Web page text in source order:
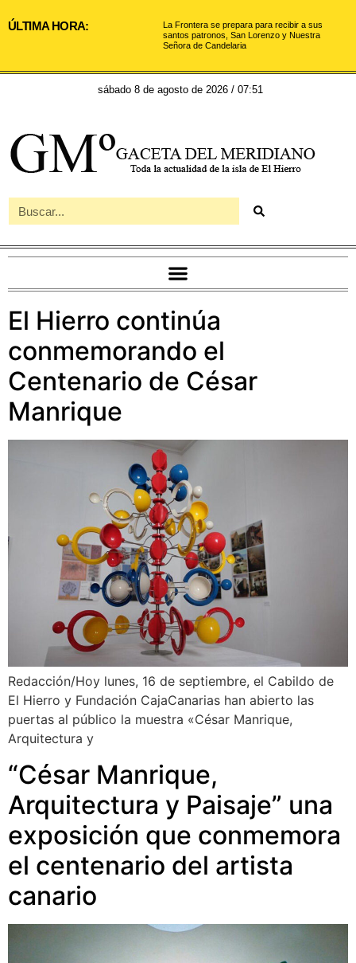
ÚLTIMA HORA:
La Frontera se prepara para recibir a sus
santos patronos, San Lorenzo y Nuestra
Señora de Candelaria
sábado 8 de agosto de 2026 / 07:51
El Hierro continúa
conmemorando el
Centenario de César
Manrique
Redacción/Hoy lunes, 16 de septiembre, el Cabildo de
El Hierro y Fundación CajaCanarias han abierto las
puertas al público la muestra «César Manrique,
Arquitectura y
“César Manrique,
Arquitectura y Paisaje” una
exposición que conmemora
el centenario del artista
canario